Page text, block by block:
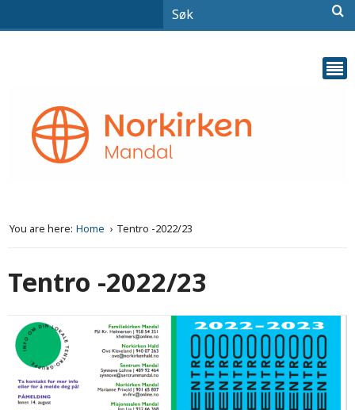
You are here: Home Tentro -2022/23
Tentro -2022/23